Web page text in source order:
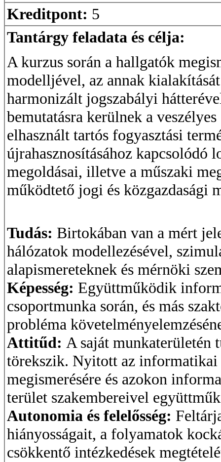
Kreditpont: 5
Tantárgy feladata és célja:
A kurzus során a hallgatók
modelljével, az annak
harmonizált jogszabályi
bemutatásra kerülnek a
elhasznált tartós fogyasztási
újrahasznosításához kapcsolódó
megoldásai, illetve a műszaki
működtető jogi és közgazdasági
Tudás: Birtokában van a mért
hálózatok modellezésével,
alapismereteknek és mérnöki
Képesség: Együttműködik
csoportmunka során, és más
probléma
Attitűd: A saját munkaterületén
törekszik. Nyitott az informatikai
megismerésére és azokon
terület szakembereivel
Autonomia és felelősség:
hiányosságait, a folyamatok
csökkentő intézkedések